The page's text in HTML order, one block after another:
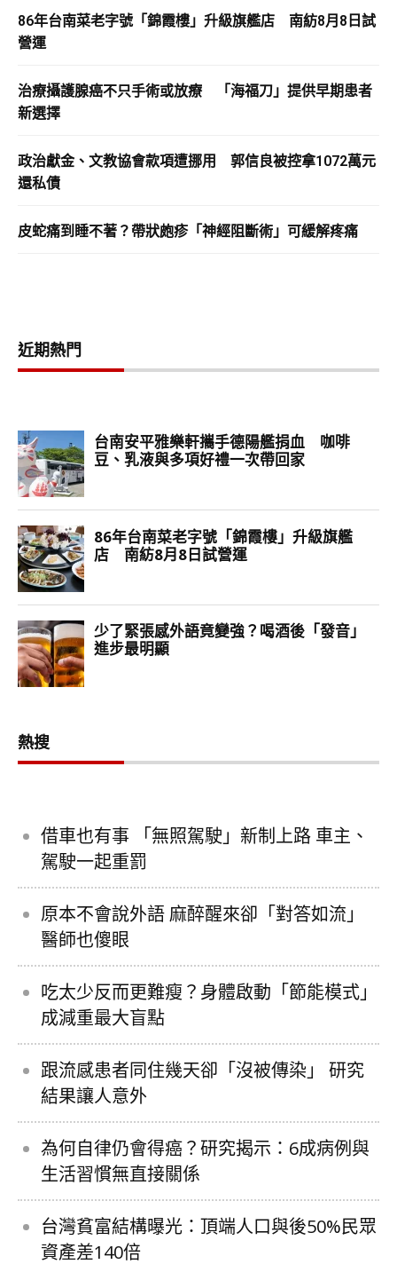
86年台南菜老字號「錦霞樓」升級旗艦店 南紡8月8日試
營運
治療攝護腺癌不只手術或放療 「海福刀」提供早期患者
新選擇
政治獻金、文教協會款項遭挪用 郭信良被控拿1072萬元
還私債
皮蛇痛到睡不著？帶狀皰疹「神經阻斷術」可緩解疼痛
近期熱門
熱搜
借車也有事 「無照駕駛」新制上路 車主、
駕駛一起重罰
原本不會說外語 麻醉醒來卻「對答如流」
醫師也傻眼
吃太少反而更難瘦？身體啟動「節能模式」
成減重最大盲點
跟流感患者同住幾天卻「沒被傳染」 研究
結果讓人意外
為何自律仍會得癌？研究揭示：6成病例與
生活習慣無直接關係
台灣貧富結構曝光：頂端人口與後50%民眾
資產差140倍